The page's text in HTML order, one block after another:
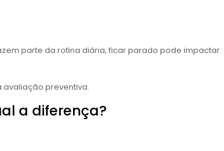
parte da rotina diária, ficar parado pode impactar
avaliação preventiva.
a diferença?